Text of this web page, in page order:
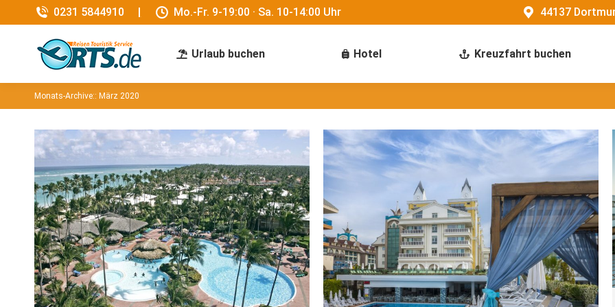
0231 5844910 | Mo.-Fr. 9-19:00 · Sa. 10-14:00 Uhr 44137
Urlaub buchen Hotel Kreuzfahrt buchen
Monats-Archive:: März 2020